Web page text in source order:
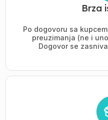
Brza
Po dogovoru sa
preuzimanja (ne i
Dogovor se